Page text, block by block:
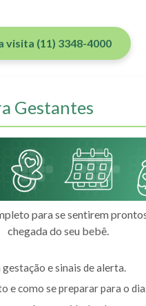
visita (11) 3348-4000
Gestantes
para se sentirem
chegada do seu bebê.
gestação e sinais de alerta.
e como se preparar para o